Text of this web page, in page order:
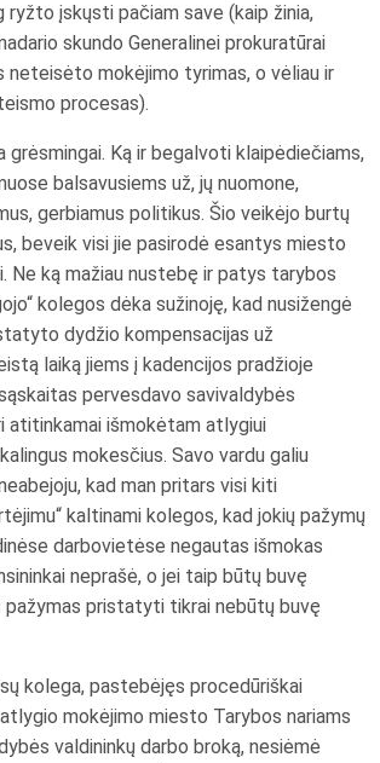
ryžto įskųsti pačiam save (kaip žinia,
skundo Generalinei prokuratūrai
neteisėto mokėjimo tyrimas, o vėliau ir
procesas).
Ką ir begalvoti klaipėdiečiams,
balsavusiems už, jų nuomone,
gerbiamus politikus. Šio veikėjo burtų
beveik visi jie pasirodė esantys miesto
ką mažiau nustebę ir patys tarybos
kolegos dėka sužinoję, kad nusižengė
dydžio kompensacijas už
laiką jiems į kadencijos pradžioje
pervesdavo savivaldybės
atitinkamai išmokėtam atlygiui
mokesčius. Savo vardu galiu
kad man pritars visi kiti
kaltinami kolegos, kad jokių pažymų
darbovietėse negautas išmokas
neprašė, o jei taip būtų buvę
pristatyti tikrai nebūtų buvę
kolega, pastebėjęs procedūriškai
mokėjimo miesto Tarybos nariams
valdininkų darbo broką, nesiėmė